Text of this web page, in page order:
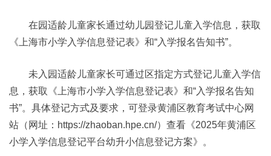
在园适龄儿童家长通过幼儿园登记儿童入学信息，获取
《上海市小学入学信息登记表》和“入学报名告知书”。
未入园适龄儿童家长可通过区指定方式登记儿童入学信
息，获取《上海市小学入学信息登记表》和“入学报名告知
书”。具体登记方式及要求，可登录黄浦区教育考试中心网
站（网址：https://zhaoban.hpe.cn/）查看《2025年黄浦区
小学入学信息登记平台幼升小信息登记方案》。